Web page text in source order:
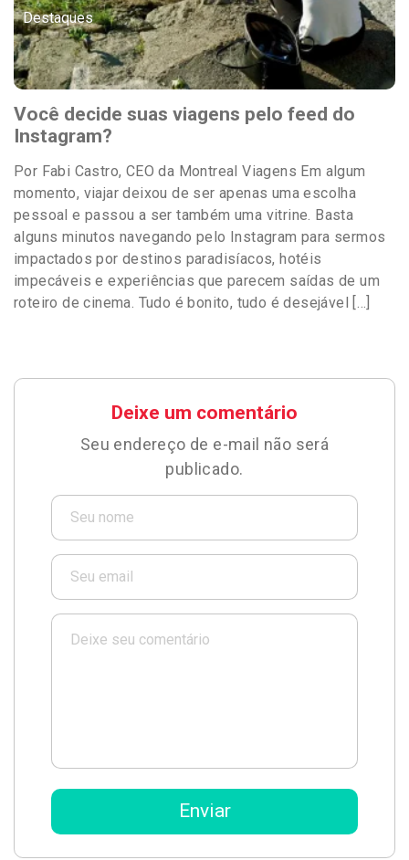
Destaques
Você decide suas viagens pelo feed do
Instagram?
Por Fabi Castro, CEO da Montreal Viagens Em algum
momento, viajar deixou de ser apenas uma escolha
pessoal e passou a ser também uma vitrine. Basta
alguns minutos navegando pelo Instagram para sermos
impactados por destinos paradisíacos, hotéis
impecáveis e experiências que parecem saídas de um
roteiro de cinema. Tudo é bonito, tudo é desejável […]
Deixe um comentário
Seu endereço de e-mail não será
publicado.